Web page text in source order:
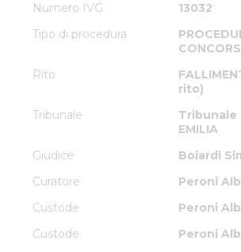
Numero IVG
13032
Tipo di procedura
Rito
rito)
Tribunale
Tribunale
EMILIA
Giudice
Boiardi
Curatore
Peroni
Custode
Peroni
Custode
Peroni